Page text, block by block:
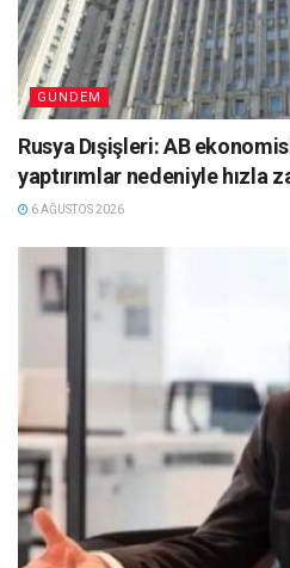
GÜNDEM
Rusya Dışişleri: AB
yaptırımlar nedeniyle hızla
6 AĞUSTOS 2026